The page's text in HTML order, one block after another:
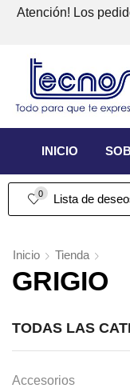
Atención! Los
INICIO
0 Lista de
Inicio Tienda
GRIGIO
TODAS LAS
Accesorios